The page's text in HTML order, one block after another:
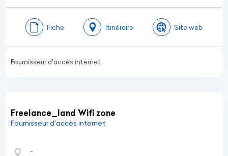
Fiche Itinéraire Site web
Fournisseur d'accès internet
Freelance_land Wifi zone
Fournisseur d'accès internet
-